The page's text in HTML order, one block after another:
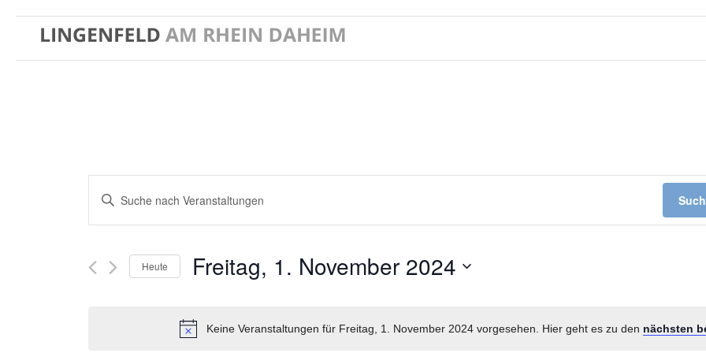
Keine Veranstaltungen für Freitag, 1. November 2024 vorgesehen. Hier geht es zu den nächsten
Veranstaltungen
Suche
und
Ansichten,
Bitte
nach
Heute Freitag, 1. November 2024